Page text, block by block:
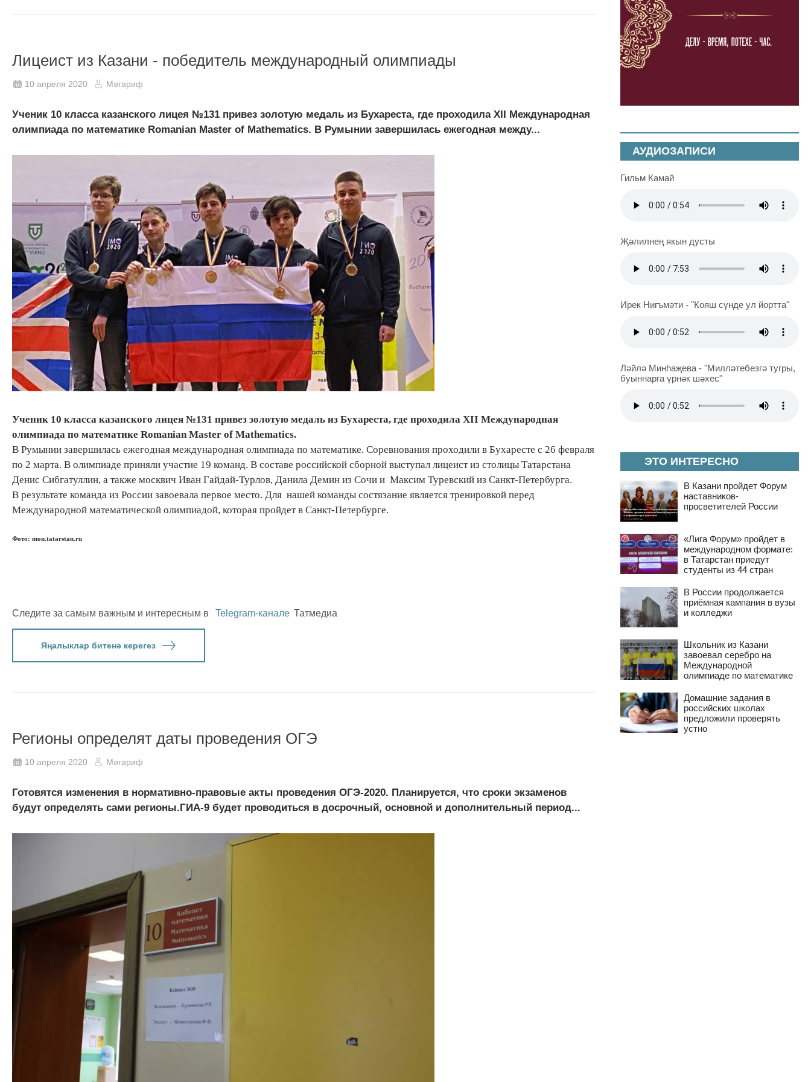
Лицеист из Казани - победитель международный олимпиады
10 апреля 2020 Мәгариф
Ученик 10 класса казанского лицея №131 привез золотую медаль из Бухареста, где проходила XII Международная
олимпиада по математике Romanian Master of Mathematics. В Румынии завершилась ежегодная между...
Ученик 10 класса казанского лицея №131 привез золотую медаль из Бухареста, где проходила XII Международная
олимпиада по математике Romanian Master of Mathematics.
В Румынии завершилась ежегодная международная олимпиада по математике. Соревнования проходили в Бухаресте с 26 февраля
по 2 марта. В олимпиаде приняли участие 19 команд. В составе российской сборной выступал лицеист из столицы Татарстана
Денис Сибгатуллин, а также москвич Иван Гайдай-Турлов, Данила Демин из Сочи и Максим Туревский из Санкт-Петербурга.
В результате команда из России завоевала первое место. Для нашей команды состязание является тренировкой перед
Международной математической олимпиадой, которая пройдет в Санкт-Петербурге.
Фото: mon.tatarstan.ru
Следите за самым важным и интересным в Telegram-канале Татмедиа
Яңалыклар битенә керегез
Регионы определят даты проведения ОГЭ
10 апреля 2020 Мәгариф
Готовятся изменения в нормативно-правовые акты проведения ОГЭ-2020. Планируется, что сроки экзаменов
будут определять сами регионы.ГИА-9 будет проводиться в досрочный, основной и дополнительный период...
ЭТО ИНТЕРЕСНО
В Казани пройдет Форум
наставников-
просветителей России
«Лига Форум» пройдет в
международном формате:
в Татарстан приедут
студенты из 44 стран
В России продолжается
приёмная кампания в вузы
и колледжи
Школьник из Казани
завоевал серебро на
Международной
олимпиаде по математике
Домашние задания в
российских школах
предложили проверять
устно
АУДИОЗАПИСИ
Гильм Камай
Җәлилнең якын дусты
Ирек Нигъмәти - "Кояш сүнде ул йортта"
Ләйлә Минһаҗева - "Милләтебезгә тугры,
буыннарга үрнәк шәхес"